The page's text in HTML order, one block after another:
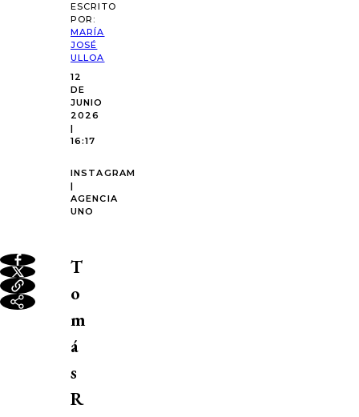
ESCRITO
POR:
MARÍA
JOSÉ
ULLOA
12
DE
JUNIO
2026
|
16:17
INSTAGRAM
|
AGENCIA
UNO
T
o
m
á
s
R